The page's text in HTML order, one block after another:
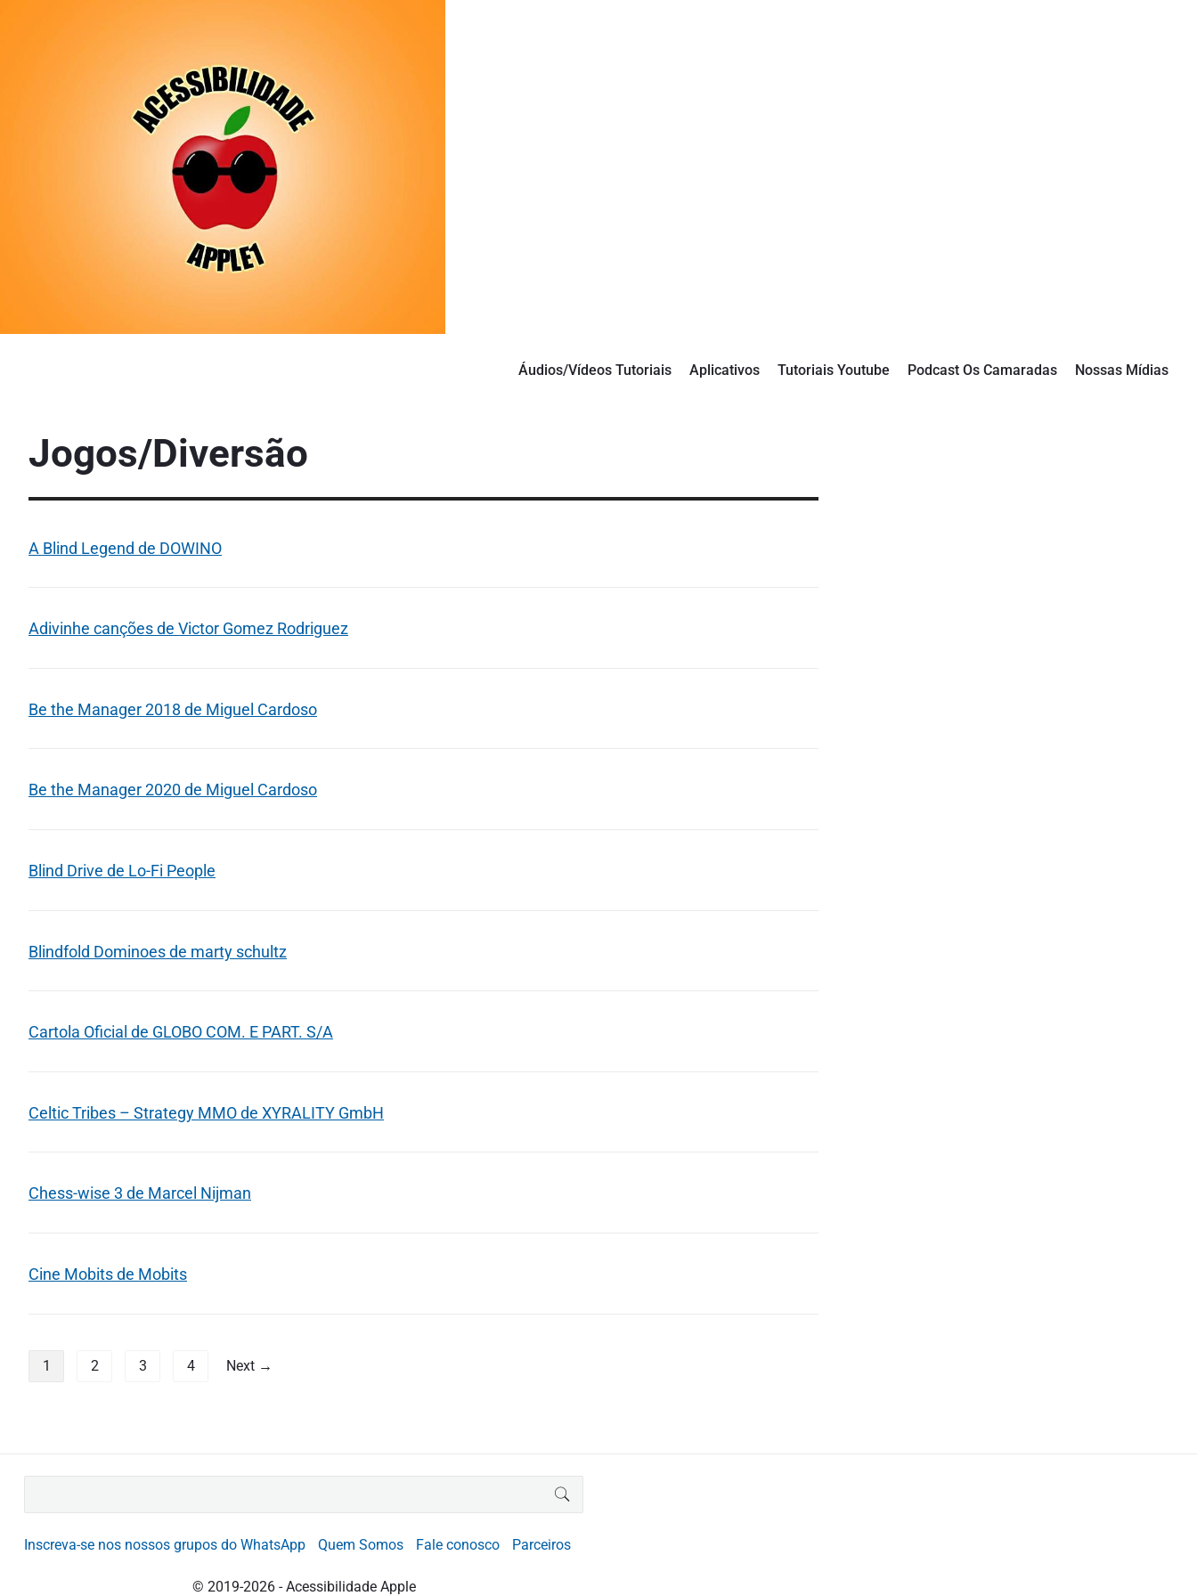
Áudios/Vídeos Tutoriais Aplicativos Tutoriais Youtube Podcast Os Camaradas Nossas Mídias
Jogos/Diversão
A Blind Legend de DOWINO
Adivinhe canções de Victor Gomez Rodriguez
Be the Manager 2018 de Miguel Cardoso
Be the Manager 2020 de Miguel Cardoso
Blind Drive de Lo-Fi People
Blindfold Dominoes de marty schultz
Cartola Oficial de GLOBO COM. E PART. S/A
Celtic Tribes – Strategy MMO de XYRALITY GmbH
Chess-wise 3 de Marcel Nijman
Cine Mobits de Mobits
P1 2 3 4 Next →
c
BUSCAR
Inscreva-se nos nossos grupos do WhatsApp Quem Somos Fale conosco Parceiros
© 2019-2026 - Acessibilidade Apple